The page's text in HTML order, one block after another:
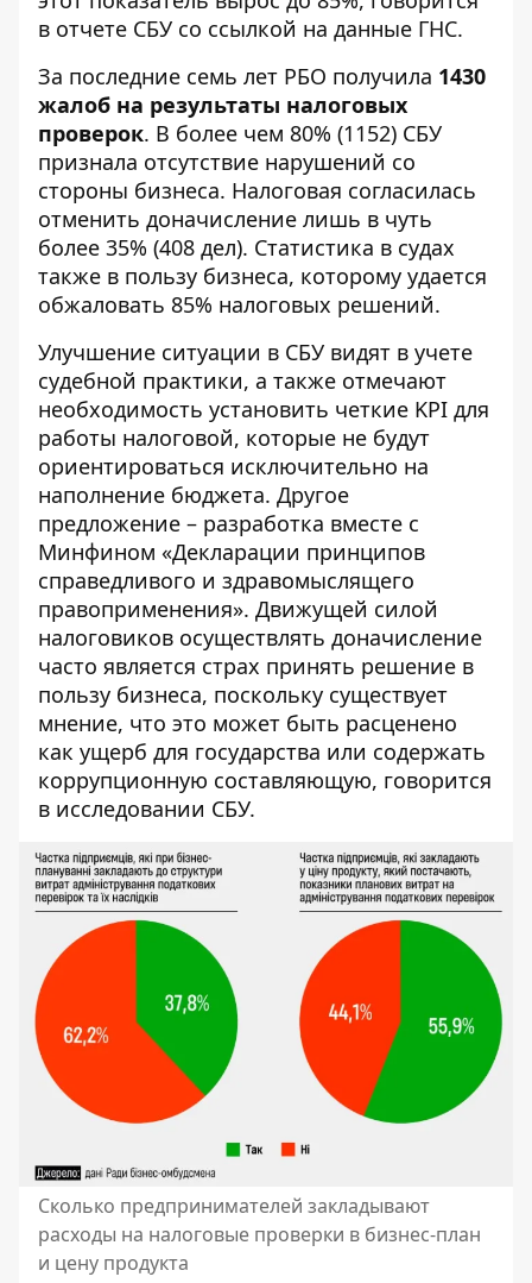
в отчете СБУ со ссылкой на данные ГНС.
За последние семь лет РБО получила 1430
жалоб на результаты налоговых
проверок. В более чем 80% (1152) СБУ
признала отсутствие нарушений со
стороны бизнеса. Налоговая согласилась
отменить доначисление лишь в чуть
более 35% (408 дел). Статистика в судах
также в пользу бизнеса, которому удается
обжаловать 85% налоговых решений.
Улучшение ситуации в СБУ видят в учете
судебной практики, а также отмечают
необходимость установить четкие KPI для
работы налоговой, которые не будут
ориентироваться исключительно на
наполнение бюджета. Другое
предложение – разработка вместе с
Минфином «Декларации принципов
справедливого и здравомыслящего
правоприменения». Движущей силой
налоговиков осуществлять доначисление
часто является страх принять решение в
пользу бизнеса, поскольку существует
мнение, что это может быть расценено
как ущерб для государства или содержать
коррупционную составляющую, говорится
в исследовании СБУ.
Сколько предпринимателей закладывают
расходы на налоговые проверки в бизнес-план
и цену продукта